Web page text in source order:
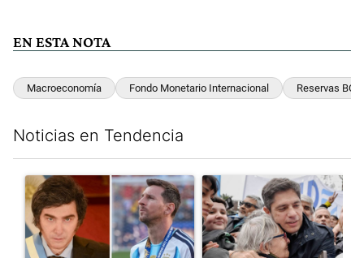
EN ESTA NOTA
Macroeconomía Fondo Monetario Internacional Reservas
Noticias en Tendencia
Un artículo de tendencia con el título "Milei despidió a Jorge
Un artículo de tendencia con